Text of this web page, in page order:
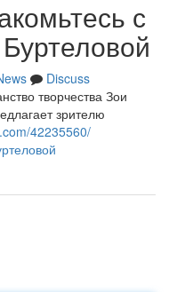
с
Discuss
творчества Зои
зрителю
42235560/